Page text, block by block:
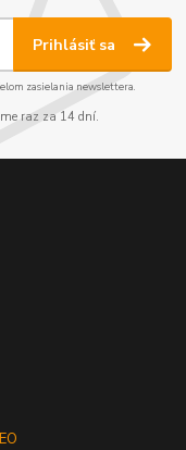
Prihlásiť sa
zasielania newslettera.
raz za 14 dní.